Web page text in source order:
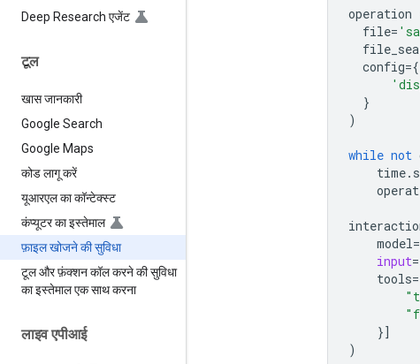
Deep Research एजेंट
टूल
खास जानकारी
Google Search
Google Maps
कोड लागू करें
यूआरएल का कॉन्टेक्स्ट
कंप्यूटर का इस्तेमाल
फ़ाइल खोजने की सुविधा
टूल और फ़ंक्शन कॉल करने की सुविधा
का इस्तेमाल एक साथ करना
लाइव एपीआई
operation
file=
config={
}
)
while not
time.
model=
input=
tools=
}]
)